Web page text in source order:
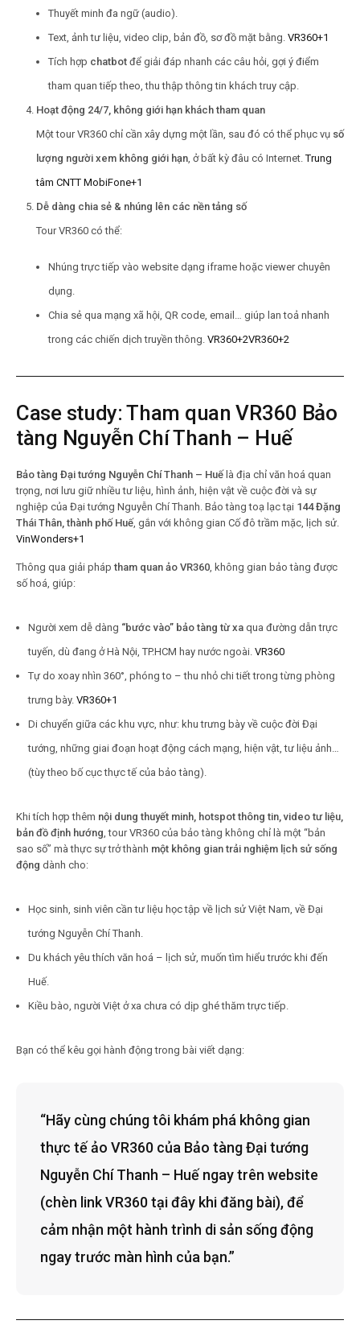
Thuyết minh đa ngữ (audio).
Text, ảnh tư liệu, video clip, bản đồ, sơ đồ mặt bằng. VR360+1
Tích hợp chatbot để giải đáp nhanh các câu hỏi, gợi ý điểm
tham quan tiếp theo, thu thập thông tin khách truy cập.
Hoạt động 24/7, không giới hạn khách tham quan
Một tour VR360 chỉ cần xây dựng một lần, sau đó có thể phục vụ số
lượng người xem không giới hạn , ở bất kỳ đâu có Internet.Trung
tâm CNTT MobiFone+1
Dễ dàng chia sẻ & nhúng lên các nền tảng số
Tour VR360 có thể:
Nhúng trực tiếp vào website dạng iframe hoặc viewer chuyên
dụng.
Chia sẻ qua mạng xã hội, QR code, email… giúp lan toả nhanh
trong các chiến dịch truyền thông. VR360+2VR360+2
Case study: Tham quan VR360 Bảo
tàng Nguyễn Chí Thanh – Huế
Bảo tàng Đại tướng Nguyễn Chí Thanh – Huế là địa chỉ văn hoá quan
trọng, nơi lưu giữ nhiều tư liệu, hình ảnh, hiện vật về cuộc đời và sự
nghiệp của Đại tướng Nguyễn Chí Thanh. Bảo tàng toạ lạc tại 144 Đặng
Thái Thân, thành phố Huế , gắn với không gian Cố đô trầm mặc, lịch sử.
VinWonders+1
Thông qua giải pháp tham quan ảo VR360 , không gian bảo tàng được
số hoá, giúp:
Người xem dễ dàng “bước vào” bảo tàng từ xa qua đường dẫn trực
tuyến, dù đang ở Hà Nội, TP.HCM hay nước ngoài. VR360
Tự do xoay nhìn 360°, phóng to – thu nhỏ chi tiết trong từng phòng
trưng bày. VR360+1
Di chuyển giữa các khu vực, như: khu trưng bày về cuộc đời Đại
tướng, những giai đoạn hoạt động cách mạng, hiện vật, tư liệu ảnh…
(tùy theo bố cục thực tế của bảo tàng).
Khi tích hợp thêm nội dung thuyết minh, hotspot thông tin, video tư liệu,
bản đồ định hướng , tour VR360 của bảo tàng không chỉ là một “bản
sao số” mà thực sự trở thành một không gian trải nghiệm lịch sử sống
động dành cho:
Học sinh, sinh viên cần tư liệu học tập về lịch sử Việt Nam, về Đại
tướng Nguyễn Chí Thanh.
Du khách yêu thích văn hoá – lịch sử, muốn tìm hiểu trước khi đến
Huế.
Kiều bào, người Việt ở xa chưa có dịp ghé thăm trực tiếp.
Bạn có thể kêu gọi hành động trong bài viết dạng:
“Hãy cùng chúng tôi khám phá không gian
thực tế ảo VR360 của Bảo tàng Đại tướng
Nguyễn Chí Thanh – Huế ngay trên website
(chèn link VR360 tại đây khi đăng bài), để
cảm nhận một hành trình di sản sống động
ngay trước màn hình của bạn.”